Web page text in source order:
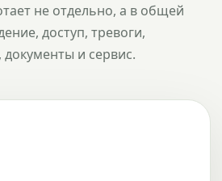
не отдельно, а в общей
доступ, тревоги,
и сервис.